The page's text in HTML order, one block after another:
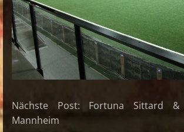
Nächste Post: Fortuna Sittard &
Mannheim